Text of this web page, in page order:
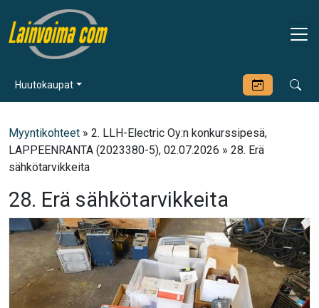
Huutokaupat
Myyntikohteet » 2. LLH-Electric Oy:n konkurssipesä,
LAPPEENRANTA (2023380-5), 02.07.2026 » 28. Erä
sähkötarvikkeita
28. Erä sähkötarvikkeita